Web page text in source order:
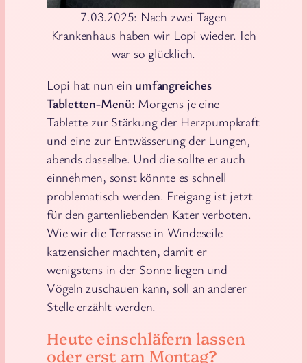
7.03.2025: Nach zwei Tagen
Krankenhaus haben wir Lopi wieder. Ich
war so glücklich.
Lopi hat nun ein umfangreiches
Tabletten-Menü: Morgens je eine
Tablette zur Stärkung der Herzpumpkraft
und eine zur Entwässerung der Lungen,
abends dasselbe. Und die sollte er auch
einnehmen, sonst könnte es schnell
problematisch werden. Freigang ist jetzt
für den gartenliebenden Kater verboten.
Wie wir die Terrasse in Windeseile
katzensicher machten, damit er
wenigstens in der Sonne liegen und
Vögeln zuschauen kann, soll an anderer
Stelle erzählt werden.
Heute einschläfern lassen
oder erst am Montag?